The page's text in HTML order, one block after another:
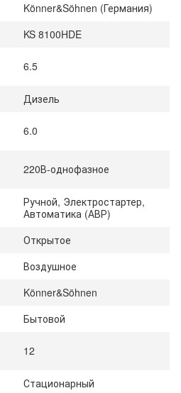
Könner&Söhnen (Германия)
KS 8100HDE
6.5
Дизель
6.0
220В-однофазное
Ручной, Электростартер,
Автоматика (АВР)
Открытое
Воздушное
Könner&Söhnen
Бытовой
12
Стационарный